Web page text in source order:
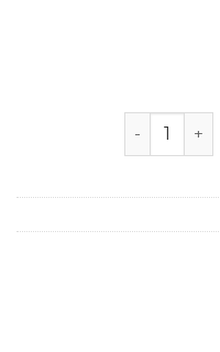
ilość ccc